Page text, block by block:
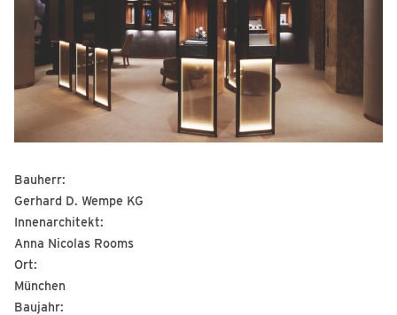
Bauherr:
Gerhard D. Wempe KG
Innenarchitekt:
Anna Nicolas Rooms
Ort:
München
Baujahr: